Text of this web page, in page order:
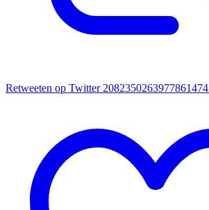
Retweeten op Twitter 2082350263977861474